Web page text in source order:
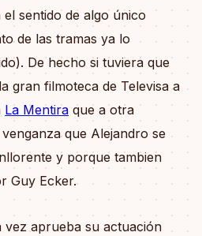
sentido de algo único
de las tramas ya lo
De hecho si tuviera que
gran filmoteca de Televisa a
La Mentira que a otra
que Alejandro se
y porque tambien
Guy Ecker.
aprueba su actuación